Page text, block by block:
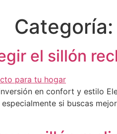
Categoría:
el sillón
en confort y estilo
si buscas